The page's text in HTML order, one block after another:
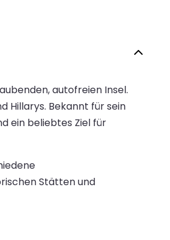
autofreien Insel.
Hillarys. Bekannt für sein
ein beliebtes Ziel für
Stätten und